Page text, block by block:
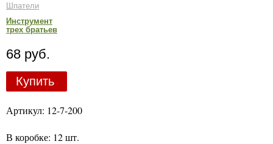
Шпатели
Инструмент
трех братьев
68 руб.
Купить
Артикул: 12-7-200
В коробке: 12 шт.